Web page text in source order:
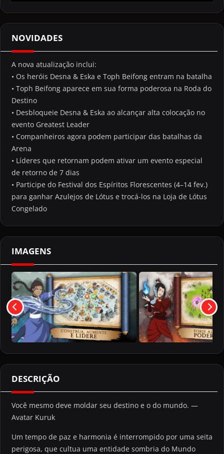
NOVIDADES
A nova atualização inclui:
• Os heróis Desna & Eska e Toph Beifong entram na batalha
• Toph Beifong aparece em sua forma poderosa na Roda do
Destino
• Desbloqueie Desna & Eska ao alcançar alta colocação no
evento Greatest Leader
• Companheiros agora podem participar das batalhas da
Arena
• Líderes que retornam podem ativar um evento especial
de retorno de 7 dias
• Participe do Festival dos Espíritos Florescentes (4–14 fev.)
para ganhar Azulejos de Lótus e trocá-los na Loja de Lótus
Congelado
IMAGENS
DESCRIÇÃO
Você mesmo deve moldar seu destino e o do mundo. —
Avatar Kuruk
Um tempo de paz e harmonia é interrompido por uma seita
perigosa, que cultua uma entidade sombria do Mundo